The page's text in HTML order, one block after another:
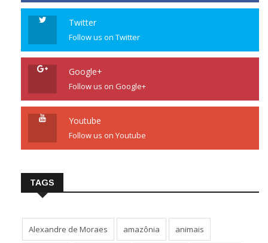
Twitter
Follow us on Twitter
Google+
Follow us on Google+
Youtube
Follow us on Youtube
TAGS
Alexandre de Moraes amazônia animais